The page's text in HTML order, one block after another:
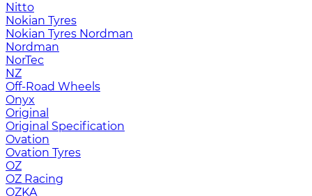
Nitto
Nokian Tyres
Nokian Tyres Nordman
Nordman
NorTec
NZ
Off-Road Wheels
Onyx
Original
Original Specification
Ovation
Ovation Tyres
OZ
OZ Racing
OZKA